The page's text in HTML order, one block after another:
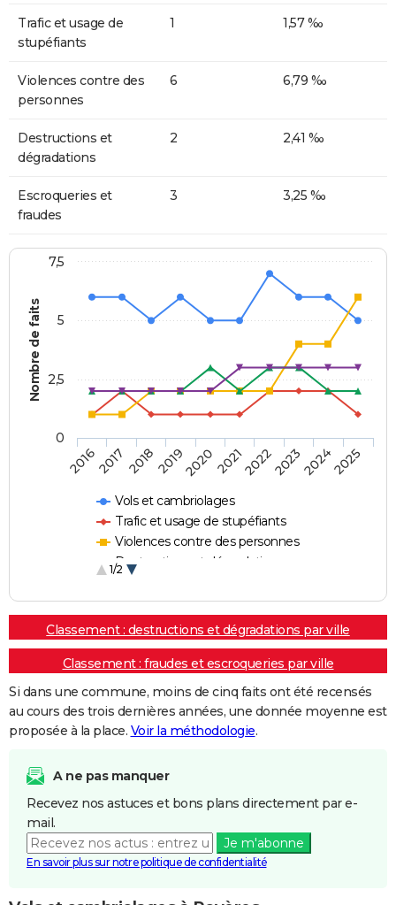
Trafic et usage de
stupéfiants
1 1,57 ‰
Violences contre des
personnes
6 6,79 ‰
Destructions et
dégradations
2 2,41 ‰
Escroqueries et
fraudes
3 3,25 ‰
Nombre de faits
Vols et cambriolages
Trafic et usage de stupéfiants
Violences contre des personnes
Destructions et dégradations
1/2
20162017 20182019202020212022202320242025
0
2,5
5
7,5
Classement : destructions et dégradations par ville
Classement : fraudes et escroqueries par ville
Si dans une commune, moins de cinq faits ont été recensés
au cours des trois dernières années, une donnée moyenne est
proposée à la place. Voir la méthodologie.
A ne pas manquer
Recevez nos astuces et bons plans directement par e-
mail.
Je m'abonne
En savoir plus sur notre politique de confidentialité